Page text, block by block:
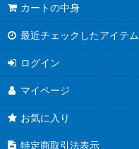
カートの中身
最近チェックしたアイテム
ログイン
マイページ
お気に入り
特定商取引法表示